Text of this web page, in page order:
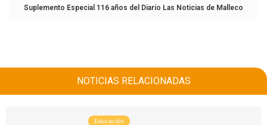
Suplemento Especial 116 años del Diario Las Noticias de Malleco
NOTICIAS RELACIONADAS
Educación